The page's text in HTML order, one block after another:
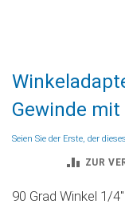
Anfang
der
Bildgalerie
springen
Gewinde mit
Seien Sie der Erste, der
ZUR
90 Grad Winkel 1/